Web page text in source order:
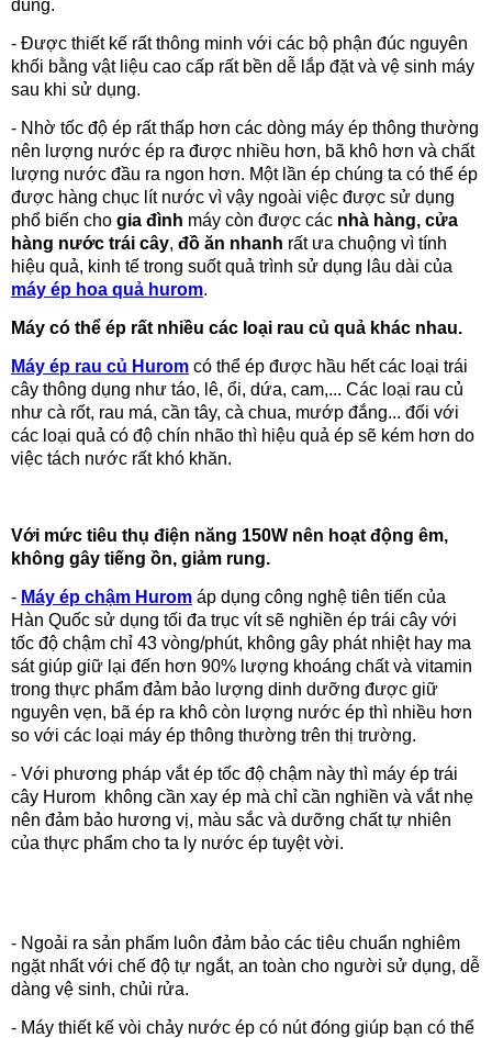
dùng.
- Được thiết kế rất thông minh với các bộ phận đúc nguyên
khối bằng vật liệu cao cấp rất bền dễ lắp đặt và vệ sinh máy
sau khi sử dụng.
- Nhờ tốc độ ép rất thấp hơn các dòng máy ép thông thường
nên lượng nước ép ra được nhiều hơn, bã khô hơn và chất
lượng nước đầu ra ngon hơn. Một lần ép chúng ta có thể ép
được hàng chục lít nước vì vậy ngoài việc được sử dụng
phổ biến cho gia đình máy còn được các nhà hàng, cửa
hàng nước trái cây, đồ ăn nhanh rất ưa chuộng vì tính
hiệu quả, kinh tế trong suốt quả trình sử dụng lâu dài của
máy ép hoa quả hurom.
Máy có thể ép rất nhiều các loại rau củ quả khác nhau.
Máy ép rau củ Hurom có thể ép được hầu hết các loại trái
cây thông dụng như táo, lê, ổi, dứa, cam,... Các loại rau củ
như cà rốt, rau má, cần tây, cà chua, mướp đắng... đối với
các loại quả có độ chín nhão thì hiệu quả ép sẽ kém hơn do
việc tách nước rất khó khăn.
Với mức tiêu thụ điện năng 150W nên hoạt động êm,
không gây tiếng ồn, giảm rung.
- Máy ép chậm Hurom áp dụng công nghệ tiên tiến của
Hàn Quốc sử dụng tối đa trục vít sẽ nghiền ép trái cây với
tốc độ chậm chỉ 43 vòng/phút, không gây phát nhiệt hay ma
sát giúp giữ lại đến hơn 90% lượng khoáng chất và vitamin
trong thực phẩm đảm bảo lượng dinh dưỡng được giữ
nguyên vẹn, bã ép ra khô còn lượng nước ép thì nhiều hơn
so với các loại máy ép thông thường trên thị trường.
- Với phương pháp vắt ép tốc độ chậm này thì máy ép trái
cây Hurom không cần xay ép mà chỉ cần nghiền và vắt nhẹ
nên đảm bảo hương vị, màu sắc và dưỡng chất tự nhiên
của thực phẩm cho ta ly nước ép tuyệt vời.
- Ngoải ra sản phẩm luôn đảm bảo các tiêu chuẩn nghiêm
ngặt nhất với chế độ tự ngắt, an toàn cho người sử dụng, dễ
dàng vệ sinh, chủi rửa.
- Máy thiết kế vòi chảy nước ép có nút đóng giúp bạn có thể